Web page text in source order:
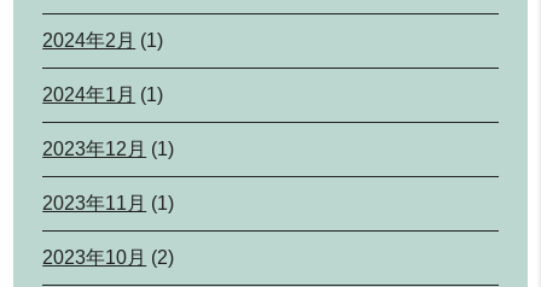
2024年2月 (1)
2024年1月 (1)
2023年12月 (1)
2023年11月 (1)
2023年10月 (2)